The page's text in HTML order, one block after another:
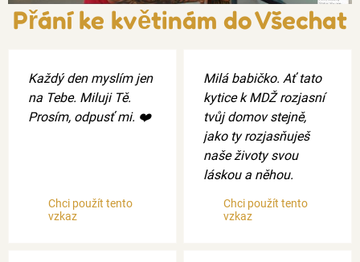
Přání ke květinám do Všechat
Každý den myslím jen
na Tebe. Miluji Tě.
Prosím, odpusť mi. ❤️
Chci použít tento
vzkaz
Milá babičko. Ať tato
kytice k MDŽ rozjasní
tvůj domov stejně,
jako ty rozjasňuješ
naše životy svou
láskou a něhou.
Chci použít tento
vzkaz